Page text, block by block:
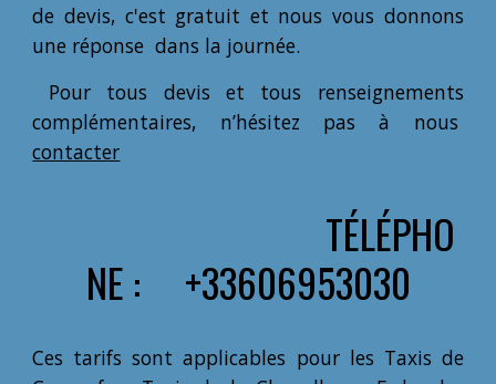
de devis, c'est gratuit et nous vous donnons
une réponse dans la journée.
Pour tous devis et tous renseignements
complémentaires, n’hésitez pas à nous
contacter
TÉLÉPHO
NE : +33606953030
Ces tarifs sont applicables pour les Taxis de